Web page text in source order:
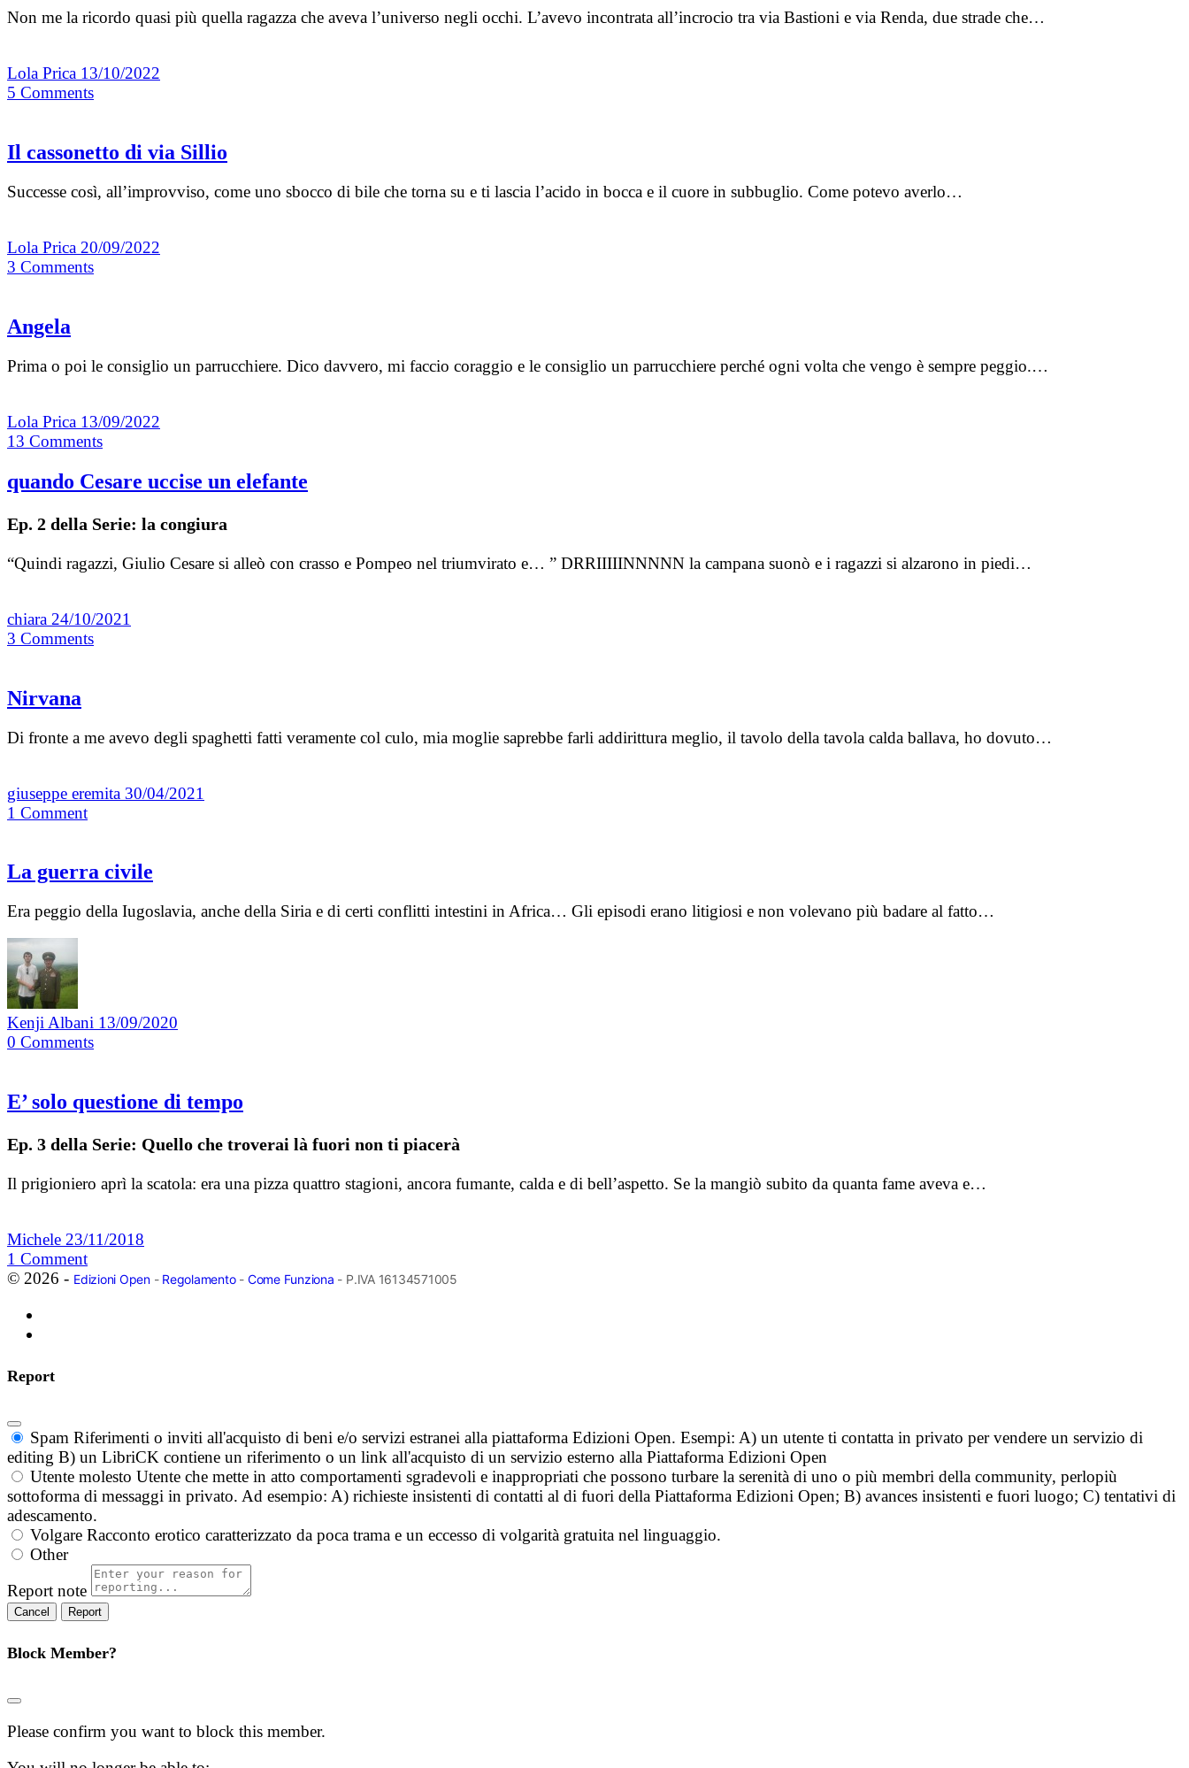
Non me la ricordo quasi più quella ragazza che aveva l’universo negli occhi. L’avevo incontrata all’incrocio tra via Bastioni e via Renda, due strade che…
Lola Prica 13/10/2022
5 Comments
Il cassonetto di via Sillio
Successe così, all’improvviso, come uno sbocco di bile che torna su e ti lascia l’acido in bocca e il cuore in subbuglio. Come potevo averlo…
Lola Prica 20/09/2022
3 Comments
Angela
Prima o poi le consiglio un parrucchiere. Dico davvero, mi faccio coraggio e le consiglio un parrucchiere perché ogni volta che vengo è sempre peggio.…
Lola Prica 13/09/2022
13 Comments
quando Cesare uccise un elefante
Ep. 2 della Serie: la congiura
“Quindi ragazzi, Giulio Cesare si alleò con crasso e Pompeo nel triumvirato e… ” DRRIIIIINNNNN la campana suonò e i ragazzi si alzarono in piedi…
chiara 24/10/2021
3 Comments
Nirvana
Di fronte a me avevo degli spaghetti fatti veramente col culo, mia moglie saprebbe farli addirittura meglio, il tavolo della tavola calda ballava, ho dovuto…
giuseppe eremita 30/04/2021
1 Comment
La guerra civile
Era peggio della Iugoslavia, anche della Siria e di certi conflitti intestini in Africa… Gli episodi erano litigiosi e non volevano più badare al fatto…
Kenji Albani 13/09/2020
0 Comments
E’ solo questione di tempo
Ep. 3 della Serie: Quello che troverai là fuori non ti piacerà
Il prigioniero aprì la scatola: era una pizza quattro stagioni, ancora fumante, calda e di bell’aspetto. Se la mangiò subito da quanta fame aveva e…
Michele 23/11/2018
1 Comment
© 2026 - Edizioni Open- Regolamento- Come Funziona - P.IVA 16134571005
Report
Spam Riferimenti o inviti all'acquisto di beni e/o servizi estranei alla piattaforma Edizioni Open. Esempi: A) un utente ti contatta in privato per vendere un servizio di
editing B) un LibriCK contiene un riferimento o un link all'acquisto di un servizio esterno alla Piattaforma Edizioni Open
Utente molesto Utente che mette in atto comportamenti sgradevoli e inappropriati che possono turbare la serenità di uno o più membri della community, perlopiù
sottoforma di messaggi in privato. Ad esempio: A) richieste insistenti di contatti al di fuori della Piattaforma Edizioni Open; B) avances insistenti e fuori luogo; C) tentativi di
adescamento.
Volgare Racconto erotico caratterizzato da poca trama e un eccesso di volgarità gratuita nel linguaggio.
Other
Report note
Report
Block Member?
Please confirm you want to block this member.